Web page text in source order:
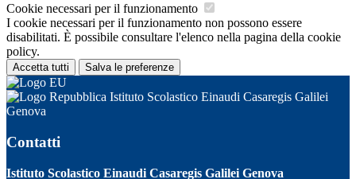
Cookie necessari per il funzionamento
I cookie necessari per il funzionamento non possono essere
disabilitati. È possibile consultare l'elenco nella pagina della cookie
policy.
Accetta tutti Salva le preferenze
Istituto Scolastico Einaudi Casaregis Galilei
Genova
Contatti
Istituto Scolastico Einaudi Casaregis Galilei Genova